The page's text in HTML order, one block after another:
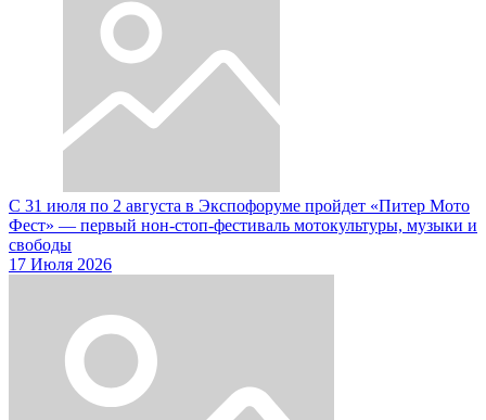
С 31 июля по 2 августа в Экспофоруме пройдет «Питер Мото
Фест» — первый нон-стоп-фестиваль мотокультуры, музыки и
свободы
17 Июля 2026